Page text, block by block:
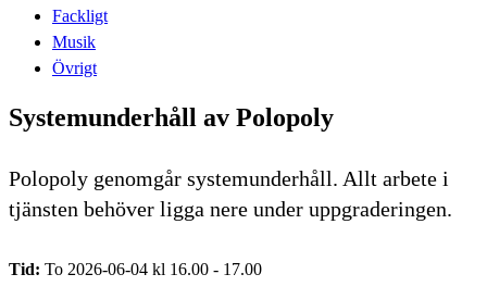
Fackligt
Musik
Övrigt
Systemunderhåll av Polopoly
Polopoly genomgår systemunderhåll. Allt arbete i
tjänsten behöver ligga nere under uppgraderingen.
Tid: To 2026-06-04 kl 16.00 - 17.00